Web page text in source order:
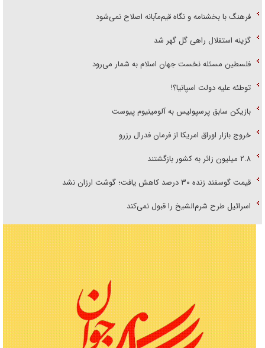
فرهنگ با بخشنامه و نگاه قیم‌مآبانه اصلاح نمی‌شود
گزینه استقلال راهی گل گهر شد
فلسطین مسئله نخست جهان اسلام به شمار می‌رود
توطئه علیه دولت اسپانیا؟!
بازیکن سابق پرسپولیس به آلومینیوم پیوست
خروج بازار اوراق امریکا از فرمان فدرال رزرو
۲.۸ میلیون زائر به کشور بازگشتند
قیمت گوسفند زنده ۳۰ درصد کاهش یافت؛ گوشت ارزان نشد
اسرائیل طرح شرم‌الشیخ را قبول نمی‌کند